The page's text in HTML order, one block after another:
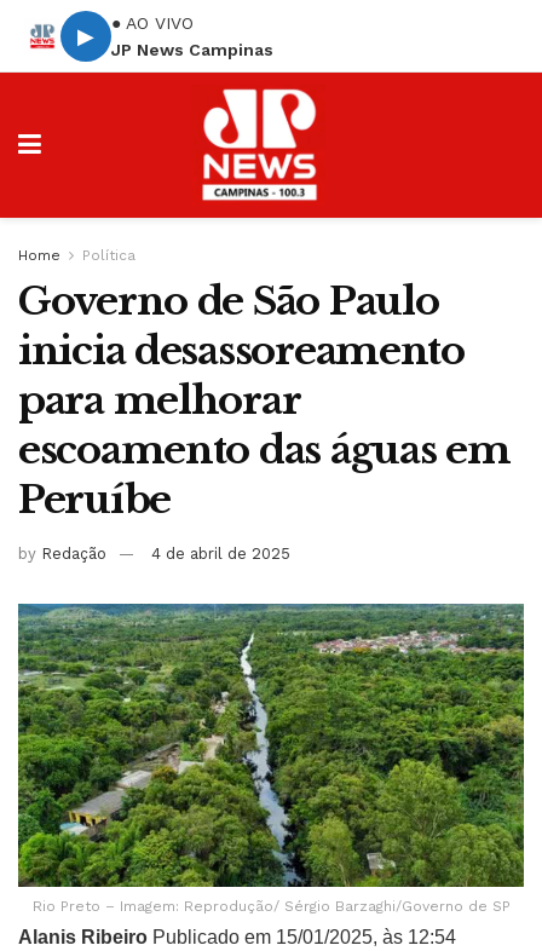
▶
● AO VIVO
JP News Campinas
Home Política
Governo de São Paulo
inicia desassoreamento
para melhorar
escoamento das águas em
Peruíbe
by Redação 4 de abril de 2025
Rio Preto – Imagem: Reprodução/ Sérgio Barzaghi/Governo de SP
Alanis Ribeiro Publicado em 15/01/2025, às 12:54